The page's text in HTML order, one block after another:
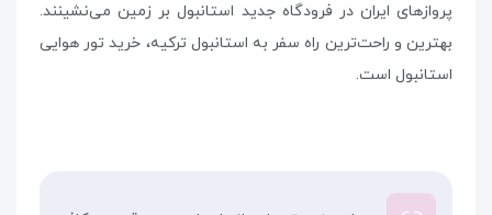
پروازهای ایران در فرودگاه جدید استانبول بر زمین می‌نشینند.
بهترین و راحت‌ترین راه سفر به استانبول ترکیه، خرید تور هوایی
استانبول است.